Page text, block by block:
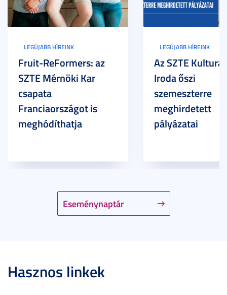
Eseménynaptár
LEGÚJABB HÍREINK
Fruit-ReFormers: az
SZTE Mérnöki Kar
csapata
Franciaországot is
meghódíthatja
LEGÚJABB HÍREINK
Az SZTE
Iroda őszi
szemeszterre
meghirdetett
pályázatai
Hasznos linkek